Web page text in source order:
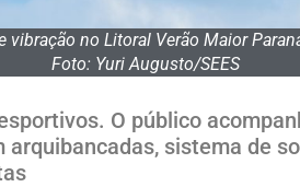
vibração no Litoral Verão Maior
Foto: Yuri Augusto/SEES
O público
sistema de